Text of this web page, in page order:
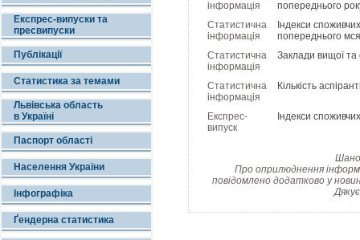
Експрес-випуски та
пресвипуски
Публікації
Статистика за темами
Львівська область
в Україні
Паспорт області
Населення України
Інфографіка
Ґендерна статистика
інформація
попереднього
Статистична
інформація
Індекси
попереднього
Статистична
інформація
Заклади вищої та
Статистична
інформація
Кількість
Експрес-
випуск
Індекси
Про оприлюднення
повідомлено додатково у